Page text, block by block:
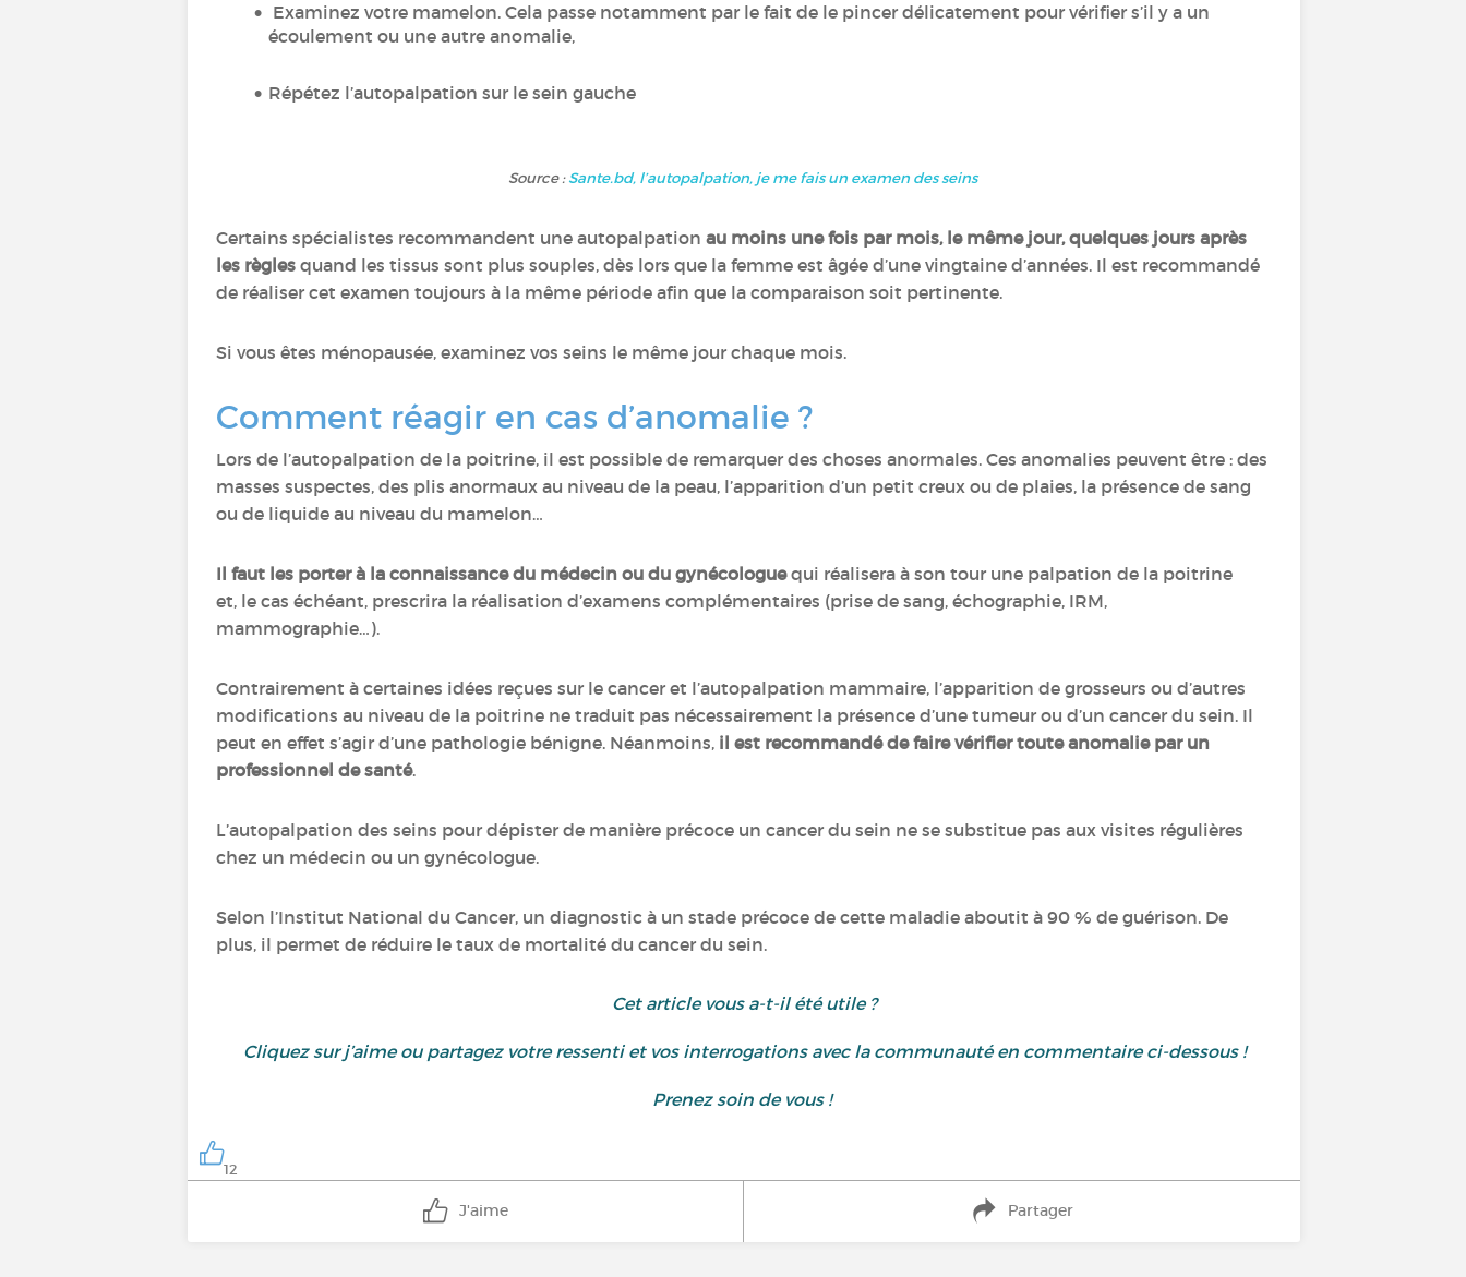
Examinez votre mamelon. Cela passe notamment par le fait de le pincer délicatement pour vérifier s’il y a un
écoulement ou une autre anomalie,
Répétez l’autopalpation sur le sein gauche
Source :Sante.bd, l’autopalpation, je me fais un examen des seins
Certains spécialistes recommandent une autopalpation au moins une fois par mois, le même jour, quelques jours après
les règles quand les tissus sont plus souples, dès lors que la femme est âgée d’une vingtaine d’années. Il est recommandé
de réaliser cet examen toujours à la même période afin que la comparaison soit pertinente.
Si vous êtes ménopausée, examinez vos seins le même jour chaque mois.
Comment réagir en cas d’anomalie ?
Lors de l’autopalpation de la poitrine, il est possible de remarquer des choses anormales. Ces anomalies peuvent être : des
masses suspectes, des plis anormaux au niveau de la peau, l’apparition d’un petit creux ou de plaies, la présence de sang
ou de liquide au niveau du mamelon…
Il faut les porter à la connaissance du médecin ou du gynécologuequi réalisera à son tour une palpation de la poitrine
et, le cas échéant, prescrira la réalisation d’examens complémentaires (prise de sang, échographie, IRM,
mammographie…).
Contrairement à certaines idées reçues sur le cancer et l’autopalpation mammaire, l’apparition de grosseurs ou d’autres
modifications au niveau de la poitrine ne traduit pas nécessairement la présence d’une tumeur ou d’un cancer du sein. Il
peut en effet s’agir d’une pathologie bénigne. Néanmoins, il est recommandé de faire vérifier toute anomalie par un
professionnel de santé.
L’autopalpation des seins pour dépister de manière précoce un cancer du sein ne se substitue pas aux visites régulières
chez un médecin ou un gynécologue.
Selon l’Institut National du Cancer, un diagnostic à un stade précoce de cette maladie aboutit à 90 % de guérison. De
plus, il permet de réduire le taux de mortalité du cancer du sein.
Cet article vous a-t-il été utile ?
Cliquez sur j’aime ou partagez votre ressenti et vos interrogations avec la communauté en commentaire ci-dessous !
Prenez soin de vous !
12
J'aime Partager